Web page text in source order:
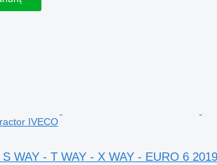
IVECO
WAY - T WAY - X WAY - EURO 6